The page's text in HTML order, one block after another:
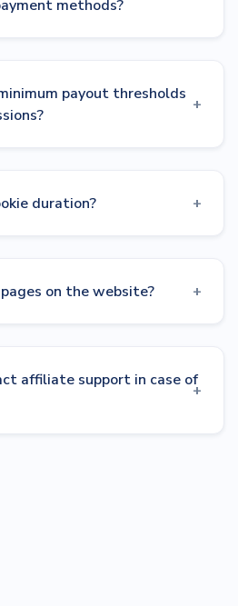
methods?
payout thresholds
duration?
on the website?
affiliate support in case of